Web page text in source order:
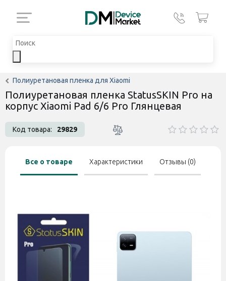
Полиуретановая пленка для Xiaomi
Полиуретановая пленка StatusSKIN Pro на
корпус Xiaomi Pad 6/6 Pro Глянцевая
Код товара: 29829
Все о товаре Характеристики Отзывы (0)